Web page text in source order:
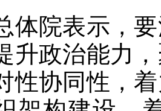
院表示，要
升政治能力
性协同性，